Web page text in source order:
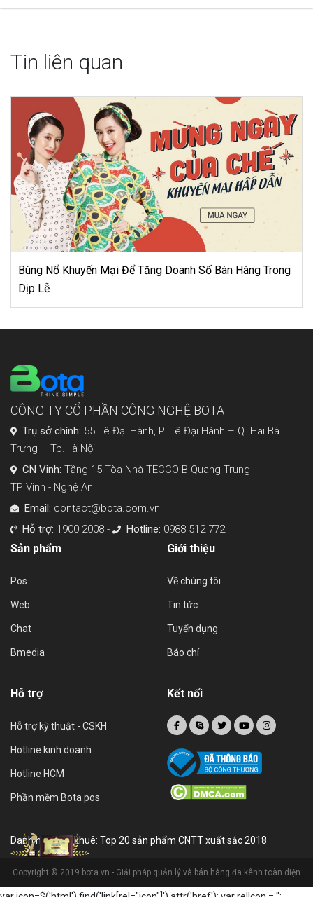
Tin liên quan
Bùng Nổ Khuyến Mại Để Tăng Doanh Số Bàn Hàng Trong
Dịp Lễ
CÔNG TY CỔ PHẦN CÔNG NGHỆ BOTA
Trụ sở chính: 55 Lê Đại Hành, P. Lê Đại Hành – Q. Hai Bà
Trưng – Tp.Hà Nội
CN Vinh: Tầng 15 Tòa Nhà TECCO B Quang Trung
TP Vinh - Nghệ An
Email: contact@bota.com.vn
Hỗ trợ: 1900 2008 - Hotline: 0988 512 772
Sản phẩm
Pos
Web
Chat
Bmedia
Giới thiệu
Về chúng tôi
Tin tức
Tuyển dụng
Báo chí
Hỗ trợ
Hỗ trợ kỹ thuật - CSKH
Hotline kinh doanh
Hotline HCM
Phần mềm Bota pos
Kết nối
Danh hiệu sao khuê: Top 20 sản phẩm CNTT xuất sắc 2018
Copyright © 2019 bota.vn - Giải pháp quản lý và bán hàng đa kênh toàn diện